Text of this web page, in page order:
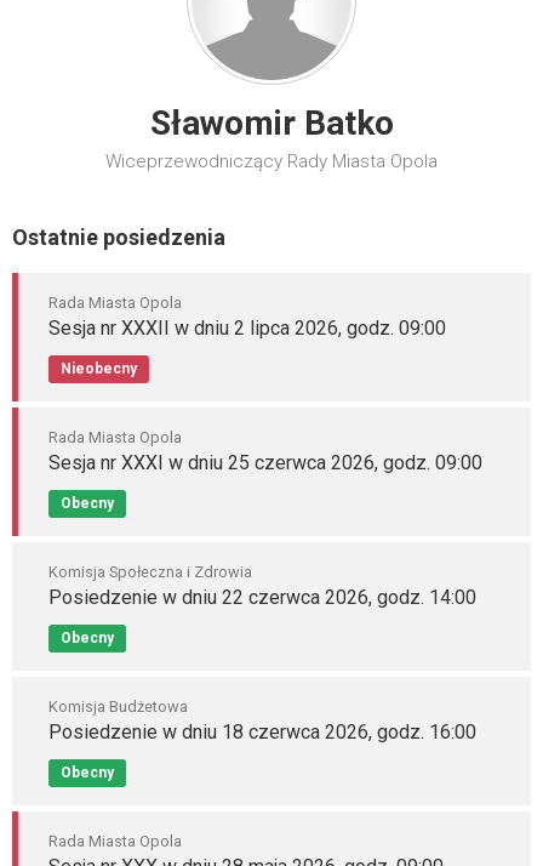
Sławomir Batko
Wiceprzewodniczący Rady Miasta Opola
Ostatnie posiedzenia
Rada Miasta Opola
Sesja nr XXXII w dniu 2 lipca 2026, godz. 09:00
Nieobecny
Rada Miasta Opola
Sesja nr XXXI w dniu 25 czerwca 2026, godz. 09:00
Obecny
Komisja Społeczna i Zdrowia
Posiedzenie w dniu 22 czerwca 2026, godz. 14:00
Obecny
Komisja Budżetowa
Posiedzenie w dniu 18 czerwca 2026, godz. 16:00
Obecny
Rada Miasta Opola